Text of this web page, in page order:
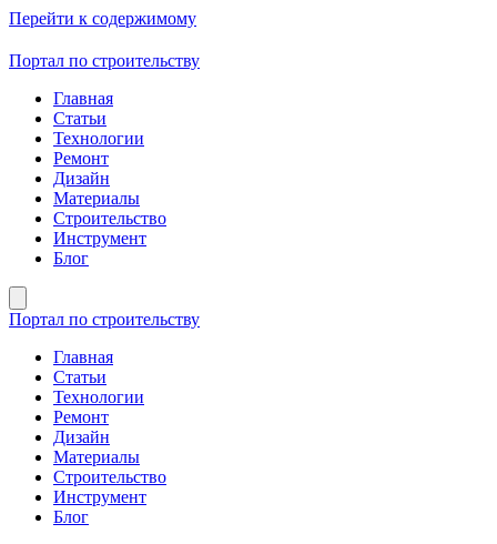
Перейти к содержимому
Портал по строительству
Главная
Статьи
Технологии
Ремонт
Дизайн
Материалы
Строительство
Инструмент
Блог
Портал по строительству
Главная
Статьи
Технологии
Ремонт
Дизайн
Материалы
Строительство
Инструмент
Блог